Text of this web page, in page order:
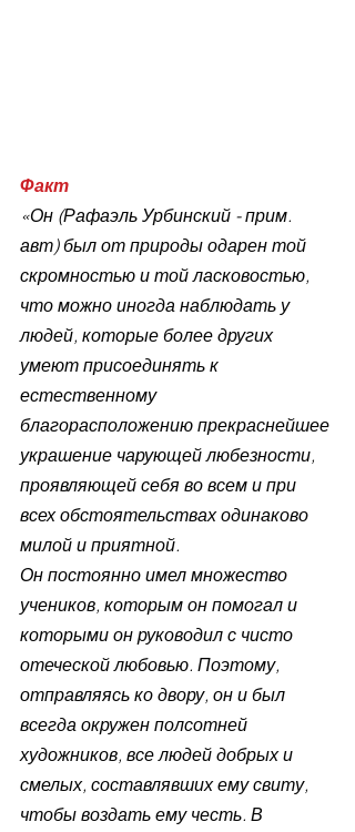
Факт
«Он (Рафаэль Урбинский - прим.
авт) был от природы одарен той
скромностью и той ласковостью,
что можно иногда наблюдать у
людей, которые более других
умеют присоединять к
естественному
благорасположению прекраснейшее
украшение чарующей любезности,
проявляющей себя во всем и при
всех обстоятельствах одинаково
милой и приятной.
Он постоянно имел множество
учеников, которым он помогал и
которыми он руководил с чисто
отеческой любовью. Поэтому,
отправляясь ко двору, он и был
всегда окружен полсотней
художников, все людей добрых и
смелых, составлявших ему свиту,
чтобы воздать ему честь. В